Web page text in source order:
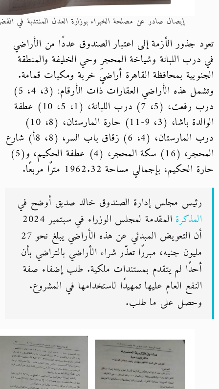
إيصال صادر عن مصلحة الخبراء بوزارة العدل المنتدبة في القضية
جذور الأزمة إلى اعتبار الصندوق عددًا من الأراضي
اللبانة وشياخة المحجر وحي الخليفة والمنطقة
بمحافظة القاهرة أراضيَ خربة ومكبات قمامة.
وتشمل هذه الأراضي العقارات ذات الأرقام: (3، 4، 5)
درب رفعت، (5، 7) درب اللبانة، (1، 5، 10) عطفة
الوالدة باشا، (3، 9-11) حارة المارستان، (8، 10)
درب المارستان، (4، 6) زقاق باب السر، (8، 8أ) شارع
المحجر، (16) سكة المحجر، (4) عطفة الحكيم، و(5)
بإجمالي مساحة 1962.32 مترًا مربعًا.
رئيس مجلس إدارة الصندوق خالد صديق أوضح في
المذكرة
المقدمة لمجلس الوزراء في سبتمبر 2024
أن التعويض المبدئي عن هذه الأراضي يبلغ نحو 27
مليون جنيه، مبررًا تعذّر شراء الأراضي بالتراضي بأن
أحدًا لم يتقدم بمستندات ملكية. طلب إضفاء صفة
النفع العام عليها تمهيدًا لاستخدامها في المشروع.
وحصل على ما طلب.